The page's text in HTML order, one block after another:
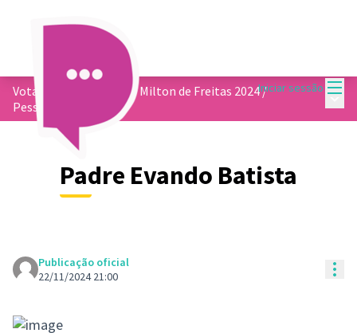
Iniciar sessão
Votação do 13º Prêmio Milton de Freitas 2024/
Pessoas físicas
Padre Evando Batista
Publicação oficial
22/11/2024 21:00